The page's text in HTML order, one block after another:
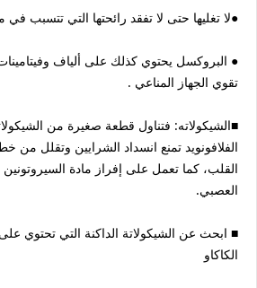
●لا تغليها حتى لا تفقد رائحتها التي تتسبب في
تقوي الجهاز المناعي .
■الشيكولاته: فتناول قطعة صغيرة من
الفلافونويد تمنع انسداد الشرايين وتقلل من
القلب، كما تعمل على إفراز مادة السيروتونين
العصبي.
الكاكاو